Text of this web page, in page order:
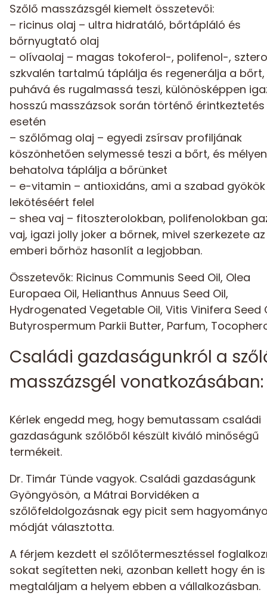
Szőlő masszázsgél kiemelt összetevői:
– ricinus olaj – ultra hidratáló, bőrtápláló és
bőrnyugtató olaj
– olívaolaj – magas tokoferol-, polifenol-,
szkvalén tartalmú táplálja és regenerálja a bőrt,
puhává és rugalmassá teszi, különösképpen
hosszú masszázsok során történő érintkeztetés
esetén
– szőlőmag olaj – egyedi zsírsav profiljának
köszönhetően selymessé teszi a bőrt, és mélyen
behatolva táplálja a bőrünket
– e-vitamin – antioxidáns, ami a szabad gyökök
lekötéséért felel
– shea vaj – fitoszterolokban, polifenolokban
vaj, igazi jolly joker a bőrnek, mivel szerkezete az
emberi bőrhöz hasonlít a legjobban.
Összetevők: Ricinus Communis Seed Oil, Olea
Europaea Oil, Helianthus Annuus Seed Oil,
Hydrogenated Vegetable Oil, Vitis Vinifera Seed
Butyrospermum Parkii Butter, Parfum,
Családi gazdaságunkról a
masszázsgél vonatkozásában:
Kérlek engedd meg, hogy bemutassam családi
gazdaságunk szőlőből készült kiváló minőségű
termékeit.
Dr. Timár Tünde vagyok. Családi gazdaságunk
Gyöngyösön, a Mátrai Borvidéken a
szőlőfeldolgozásnak egy picit sem
módját választotta.
A férjem kezdett el szőlőtermesztéssel
sokat segítetten neki, azonban kellett hogy én is
megtaláljam a helyem ebben a vállalkozásban.